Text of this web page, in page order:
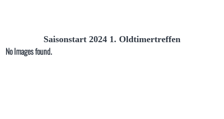
Saisonstart 2024 1. Oldtimertreffen
No Images found.